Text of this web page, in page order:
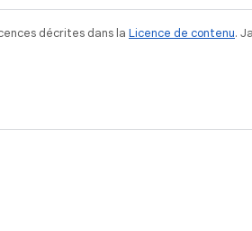
décrites dans la Licence de contenu.